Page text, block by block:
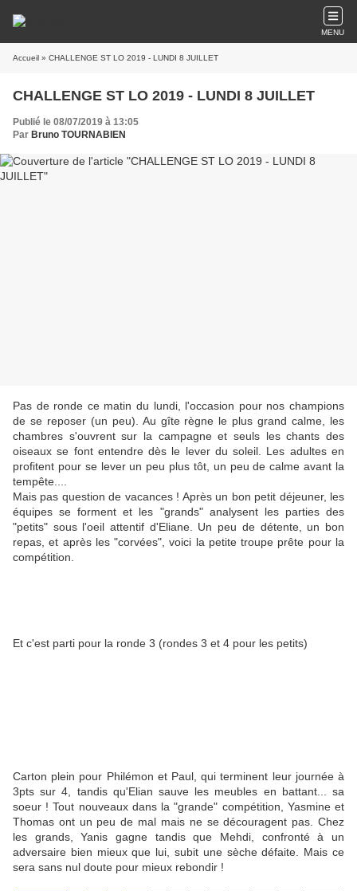
MENU
Accueil » CHALLENGE ST LO 2019 - LUNDI 8 JUILLET
CHALLENGE ST LO 2019 - LUNDI 8 JUILLET
Publié le 08/07/2019 à 13:05
Par Bruno TOURNABIEN
Pas de ronde ce matin du lundi, l'occasion pour nos champions
de se reposer (un peu). Au gîte règne le plus grand calme, les
chambres s'ouvrent sur la campagne et seuls les chants des
oiseaux se font entendre dès le lever du soleil. Les adultes en
profitent pour se lever un peu plus tôt, un peu de calme avant la
tempête....
Mais pas question de vacances ! Après un bon petit déjeuner, les
équipes se forment et les "grands" analysent les parties des
"petits" sous l'oeil attentif d'Eliane. Un peu de détente, un bon
repas, et après les "corvées", voici la petite troupe prête pour la
compétition.
Et c'est parti pour la ronde 3 (rondes 3 et 4 pour les petits)
Carton plein pour Philémon et Paul, qui terminent leur journée à
3pts sur 4, tandis qu'Elian sauve les meubles en battant... sa
soeur ! Tout nouveaux dans la "grande" compétition, Yasmine et
Thomas ont un peu de mal mais ne se découragent pas. Chez
les grands, Yanis gagne tandis que Mehdi, confronté à un
adversaire bien mieux que lui, subit une sèche défaite. Mais ce
sera sans nul doute pour mieux rebondir !